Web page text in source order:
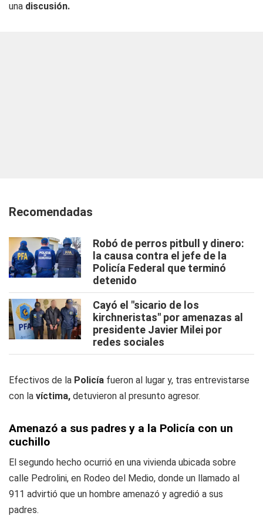
una discusión.
Recomendadas
Robó de perros pitbull y dinero:
la causa contra el jefe de la
Policía Federal que terminó
detenido
Cayó el "sicario de los
kirchneristas" por amenazas al
presidente Javier Milei por
redes sociales
Efectivos de la Policía fueron al lugar y, tras entrevistarse
con la víctima, detuvieron al presunto agresor.
Amenazó a sus padres y a la Policía con un
cuchillo
El segundo hecho ocurrió en una vivienda ubicada sobre
calle Pedrolini, en Rodeo del Medio, donde un llamado al
911 advirtió que un hombre amenazó y agredió a sus
padres.